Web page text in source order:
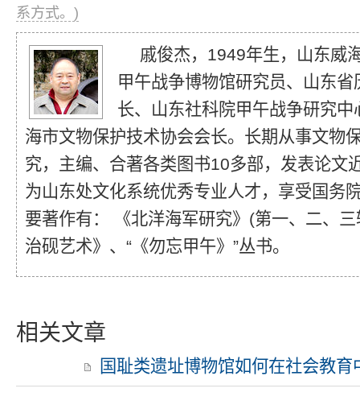
系方式。)
戚俊杰，1949年生，山东威
甲午战争博物馆研究员、山东省
长、山东社科院甲午战争研究中
海市文物保护技术协会会长。长期从事文物
究，主编、合著各类图书10多部，发表论文
为山东处文化系统优秀专业人才，享受国务
要著作有： 《北洋海军研究》(第一、二、
治砚艺术》、“《勿忘甲午》”丛书。
相关文章
国耻类遗址博物馆如何在社会教育